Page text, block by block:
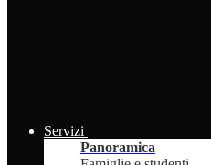
Servizi
Panoramica